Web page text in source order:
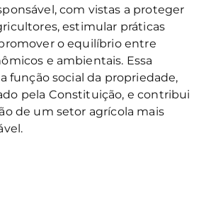
com vistas a proteger
estimular práticas
o equilíbrio entre
e ambientais. Essa
função social da propriedade,
pela Constituição, e contribui
de um setor agrícola mais